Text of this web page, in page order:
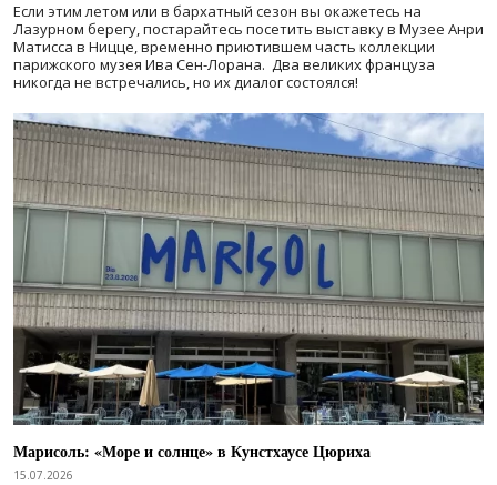
Если этим летом или в бархатный сезон вы окажетесь на
Лазурном берегу, постарайтесь посетить выставку в Музее Анри
Матисса в Ницце, временно приютившем часть коллекции
парижского музея Ива Сен-Лорана. Два великих француза
никогда не встречались, но их диалог состоялся!
Марисоль: «Море и солнце» в Кунстхаусе Цюриха
15.07.2026